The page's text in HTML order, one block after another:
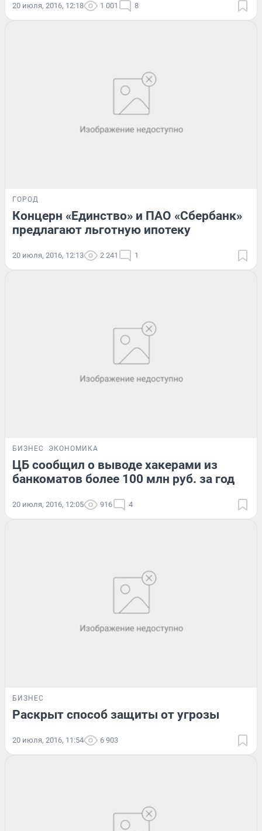
20 июля, 2016, 12:18 1 001 8
ГОРОД
Концерн «Единство» и ПАО «Сбербанк»
предлагают льготную ипотеку
20 июля, 2016, 12:13 2 241 1
БИЗНЕС ЭКОНОМИКА
ЦБ сообщил о выводе хакерами из
банкоматов более 100 млн руб. за год
20 июля, 2016, 12:05 916 4
БИЗНЕС
Раскрыт способ защиты от угрозы
20 июля, 2016, 11:54 6 903